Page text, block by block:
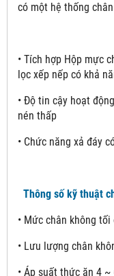
có một hệ thống
• Tích hợp Hộp mực
lọc xếp nếp có khả
• Độ tin cậy hoạt
nén thấp
• Chức năng xả đáy
Thông số kỹ thuật
• Mức chân không tối
• Lưu lượng chân
• Áp suất thức ăn 4